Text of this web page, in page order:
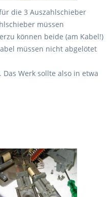
die 3 Auszahlschieber
müssen
können beide (am Kabel!)
müssen nicht abgelötet
Werk sollte also in etwa